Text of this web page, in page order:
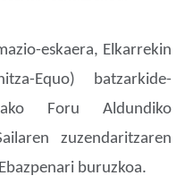
eskaera, Elkarrekin
Equo) batzarkide-
Foru Aldundiko
zuzendaritzaren
buruzkoa.